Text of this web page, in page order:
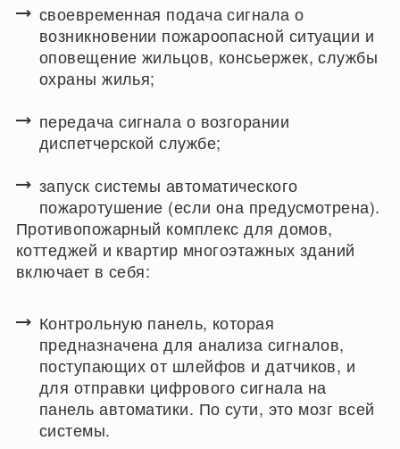
своевременная подача сигнала о
возникновении пожароопасной ситуации и
оповещение жильцов, консьержек, службы
охраны жилья;
передача сигнала о возгорании
диспетчерской службе;
запуск системы автоматического
пожаротушение (если она предусмотрена).
Противопожарный комплекс для домов,
коттеджей и квартир многоэтажных зданий
включает в себя:
Контрольную панель, которая
предназначена для анализа сигналов,
поступающих от шлейфов и датчиков, и
для отправки цифрового сигнала на
панель автоматики. По сути, это мозг всей
системы.